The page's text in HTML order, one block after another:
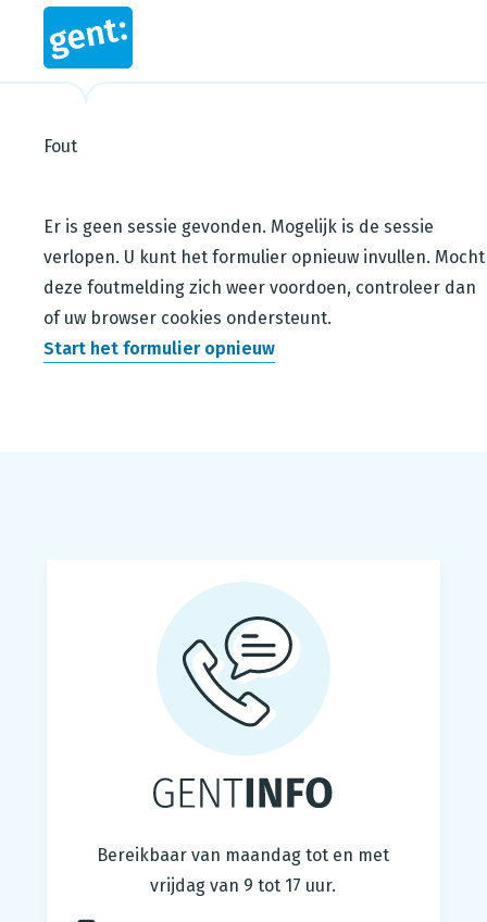
Fout
Steps in this wizard
Er is geen sessie gevonden. Mogelijk is de sessie
verlopen. U kunt het formulier opnieuw invullen. Mocht
deze foutmelding zich weer voordoen, controleer dan
of uw browser cookies ondersteunt.
Start het formulier opnieuw
Gentinfo
Bereikbaar van maandag tot en met
vrijdag van 9 tot 17 uur.